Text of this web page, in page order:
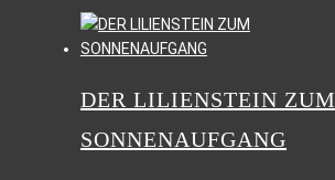
Dieses
Produkt
mehrere
auf.
DER LILIENSTEIN ZUM
SONNENAUFGANG